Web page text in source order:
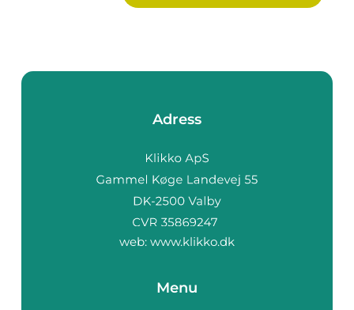
Adress
web: www.klikko.dk
Menu